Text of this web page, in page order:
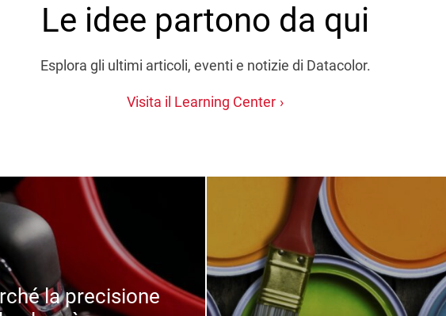
Le idee partono da qui
Esplora gli ultimi articoli, eventi e notizie di Datacolor.
Visita il Learning Center
la precisione